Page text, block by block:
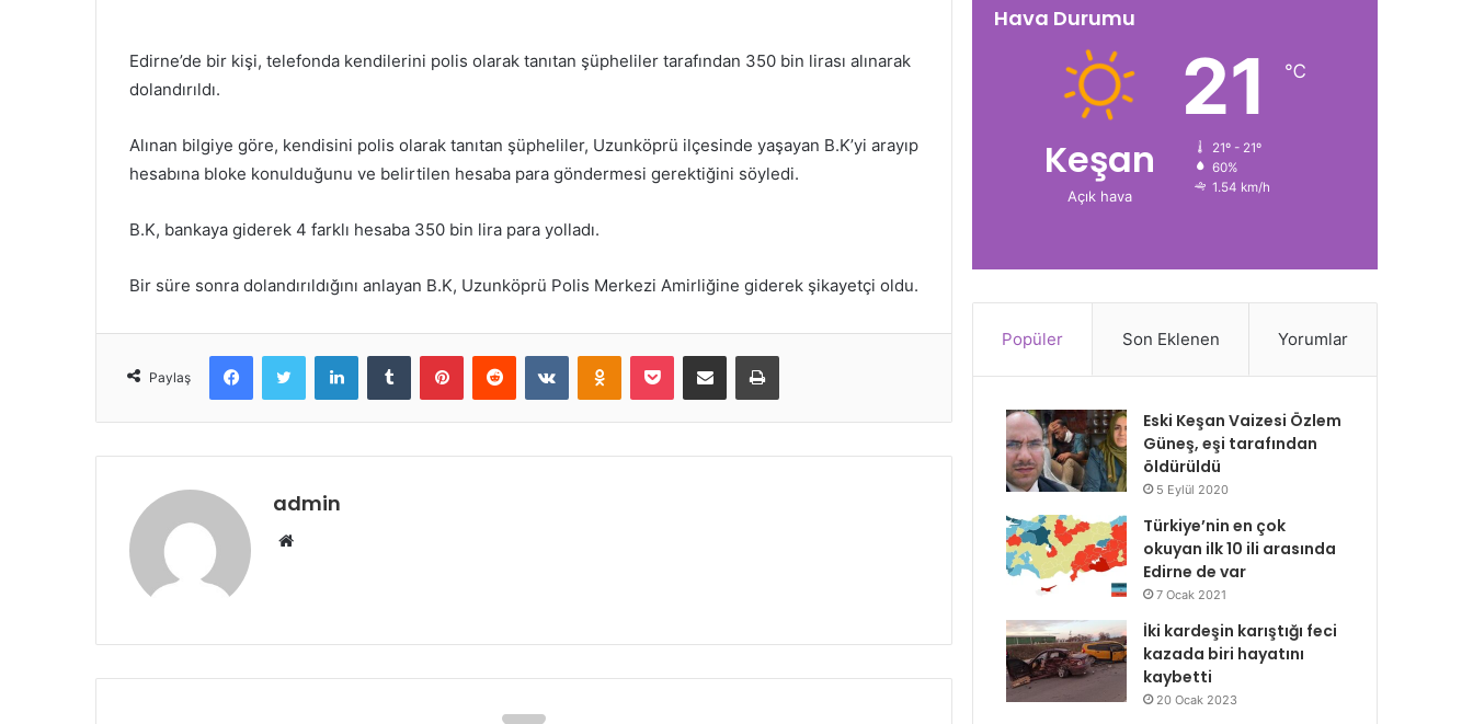
Edirne’de bir kişi, telefonda kendilerini polis olarak tanıtan şüpheliler tarafından 350 bin lirası alınarak
dolandırıldı.
Alınan bilgiye göre, kendisini polis olarak tanıtan şüpheliler, Uzunköprü ilçesinde yaşayan B.K’yi arayıp
hesabına bloke konulduğunu ve belirtilen hesaba para göndermesi gerektiğini söyledi.
B.K, bankaya giderek 4 farklı hesaba 350 bin lira para yolladı.
Bir süre sonra dolandırıldığını anlayan B.K, Uzunköprü Polis Merkezi Amirliğine giderek şikayetçi oldu.
Paylaş
FacebookTwitter LinkedInTumblr PinterestReddit VKontakteOdnoklassniki
Pocket E-Posta ile paylaş Yazdır
admin
Web
Hava Durumu
Keşan
Açık hava
21 ℃
21º - 21º
60%
1.54 km/h
Popüler Son Eklenen Yorumlar
Eski Keşan Vaizesi Özlem
Güneş, eşi tarafından
öldürüldü
5 Eylül 2020
Türkiye’nin en çok
okuyan ilk 10 ili arasında
Edirne de var
7 Ocak 2021
İki kardeşin karıştığı feci
kazada biri hayatını
kaybetti
20 Ocak 2023